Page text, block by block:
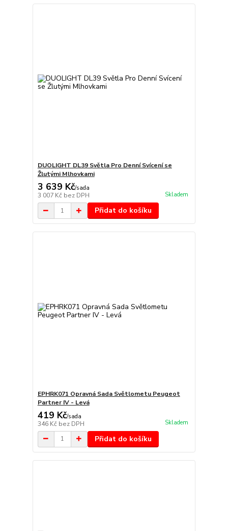
DUOLIGHT DL39 Světla Pro Denní Svícení se
Žlutými Mlhovkami
3 639 Kč/sada
3 007 Kč bez DPH Skladem
Přidat do košíku
EPHRK071 Opravná Sada Světlometu Peugeot
Partner IV - Levá
419 Kč/sada
346 Kč bez DPH Skladem
Přidat do košíku